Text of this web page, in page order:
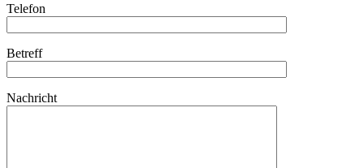
Telefon
Betreff
Nachricht